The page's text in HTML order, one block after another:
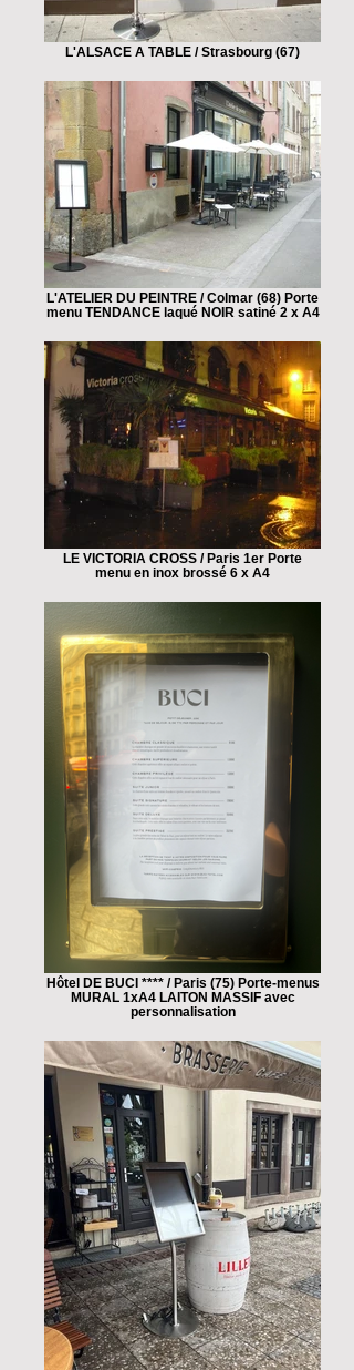
L'ALSACE A TABLE / Strasbourg (67)
L'ATELIER DU PEINTRE / Colmar (68) Porte
menu TENDANCE laqué NOIR satiné 2 x A4
LE VICTORIA CROSS / Paris 1er Porte
menu en inox brossé 6 x A4
Hôtel DE BUCI **** / Paris (75) Porte-menus
MURAL 1xA4 LAITON MASSIF avec
personnalisation